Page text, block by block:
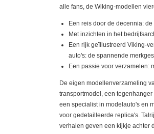
alle fans, de Wiking-modellen
Een reis door de decennia:
Met inzichten in het
Een rijk geïllustreerd Viking-
auto's: de spannende
Een passie voor verzamelen:
De eigen modellenverzameling
transportmodel, een
een specialist in modelauto's en
voor gedetailleerde replica's.
verhalen geven een kijkje achter